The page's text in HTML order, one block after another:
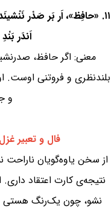
۱۱. «حافِظ»، اَر بَر صَدْر
اَندَر
معنی: اگر حافظ،
بلند‌نظری و فروتنی
و
فال و تعبیر غزل شماره‌ی
از سخن یاوه‌گویان ناراحت
نتیجه‌ی کارت اعتقاد
نشو، چون یک‌رنگ هستی و